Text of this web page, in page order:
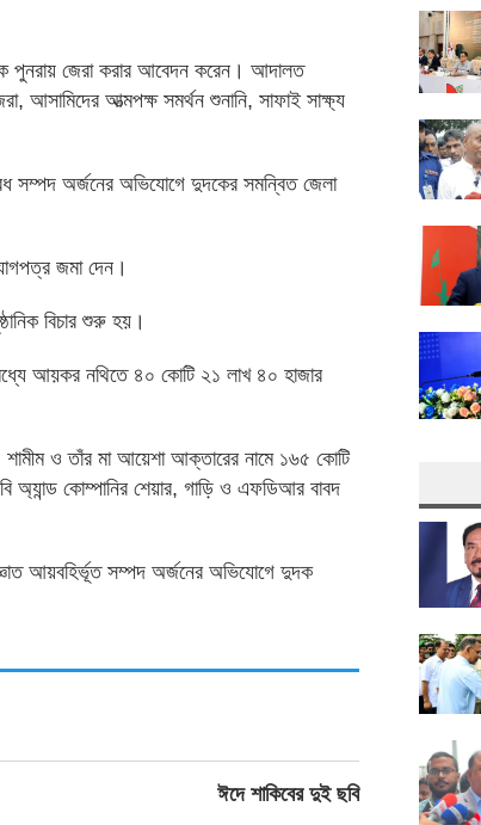
পুনরায় জেরা করার আবেদন করেন। আদালত
আসামিদের আত্মপক্ষ সমর্থন শুনানি, সাফাই সাক্ষ্য
সম্পদ অর্জনের অভিযোগে দুদকের সমন্বিত জেলা
জমা দেন।
বিচার শুরু হয়।
আয়কর নথিতে ৪০ কোটি ২১ লাখ ৪০ হাজার
শামীম ও তাঁর মা আয়েশা আক্তারের নামে ১৬৫ কোটি
অ্যান্ড কোম্পানির শেয়ার, গাড়ি ও এফডিআর বাবদ
আয়বহির্ভূত সম্পদ অর্জনের অভিযোগে দুদক
ঈদে শাকিবের দুই ছবি